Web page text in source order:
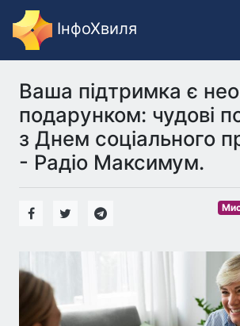
ІнфоХвиля
Ваша підтримка є
подарунком: чудові
з Днем соціального
- Радіо Максимум.